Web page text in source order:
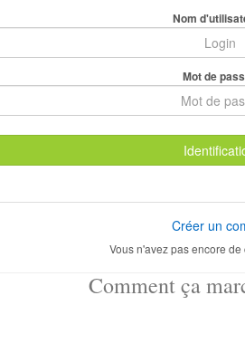
Nom
Mot de
Créer un
Vous n'avez pas encore
Comment ça